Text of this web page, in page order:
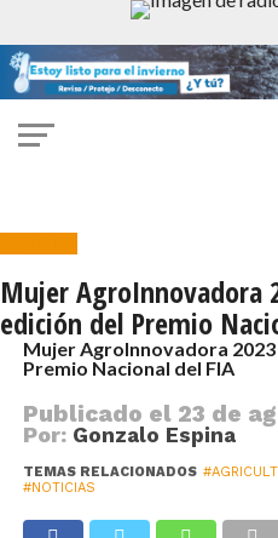
Noticias
Mujer AgroInnovadora
edición del Premio
Mujer AgroInnovadora 2023
Premio Nacional del FIA
Publicado el 23 de
Por: Gonzalo Espina
TEMAS RELACIONADOS
#NOTICIAS